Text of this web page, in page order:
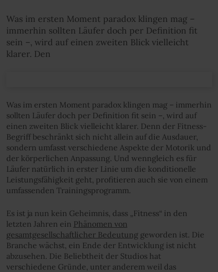
Was im ersten Moment paradox klingen mag –
immerhin sollten Läufer doch per Definition fit
sein –, wird auf einen zweiten Blick vielleicht
klarer. Den
Was im ersten Moment paradox klingen mag – immerhin
sollten Läufer doch per Definition fit sein –, wird auf
einen zweiten Blick vielleicht klarer. Denn der Fitness-
Begriff beschränkt sich nicht allein auf die Ausdauer,
sondern umfasst verschiedene Aspekte der Motorik und
der körperlichen Anpassung. Und wenngleich es für
Läufer natürlich in erster Linie um die konditionelle
Leistungsfähigkeit geht, profitieren auch sie von einem
umfassenden Trainingsprogramm.
Es ist ja nun kein Geheimnis, dass „Fitness“ in den
letzten Jahren ein Phänomen von
gesamtgesellschaftlicher Bedeutunggeworden ist. Die
Branche wächst, ein Ende der Entwicklung ist nicht
abzusehen. Die Beliebtheit der Studios hat
verschiedene Gründe, unter anderem weil das